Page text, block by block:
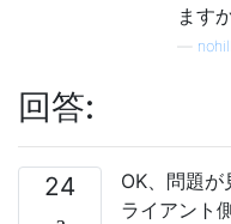
ます
回答:
24
OK、問題が
ライアント